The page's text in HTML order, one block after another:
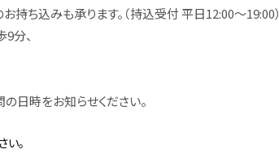
持ち込みも承ります。（持込受付 平日12:00～19:00）
分、
日時をお知らせください。
。